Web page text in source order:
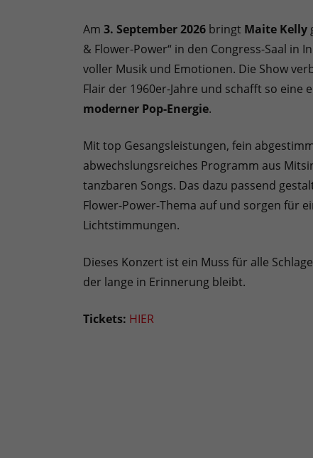
Am 3. September 2026 bringt Maite Kelly
& Flower-Power“ in den Congress-Saal
voller Musik und Emotionen. Die Show
Flair der 1960er-Jahre und schafft so eine
moderner Pop-Energie.
Mit top Gesangsleistungen, fein
abwechslungsreiches Programm aus
tanzbaren Songs. Das dazu passend
Flower-Power-Thema auf und sorgen für
Lichtstimmungen.
Dieses Konzert ist ein Muss für alle
der lange in Erinnerung bleibt.
Tickets: HIER